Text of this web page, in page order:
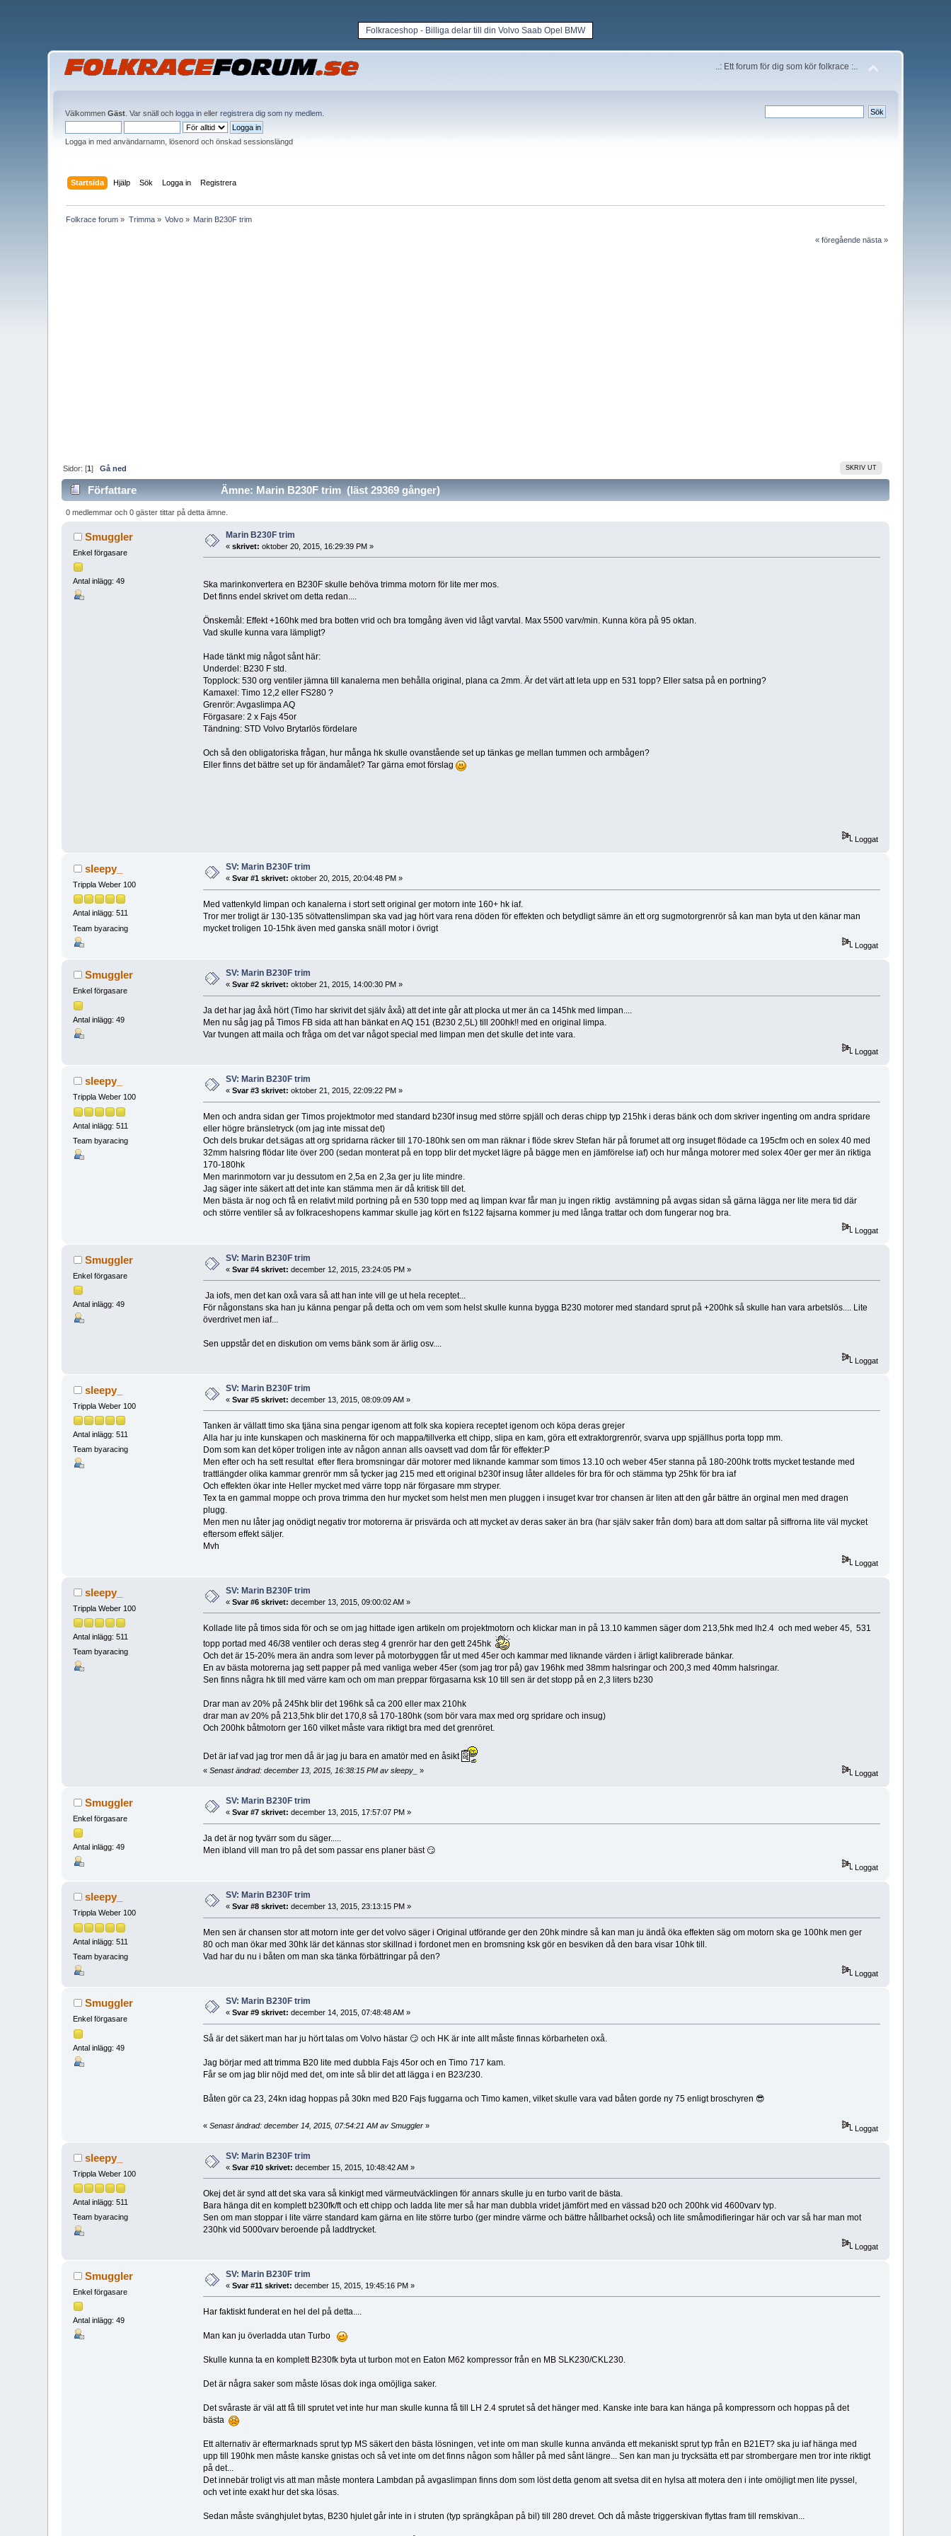
Folkraceshop - Billiga delar till din Volvo Saab Opel BMW
..: Ett forum för dig som kör folkrace :..
VälkommenGäst . Var snäll ochlogga in ellerregistrera dig som ny medlem
Logga in med användarnamn, lösenord och önskad sessionslängd
Startsida Hjälp Sök Logga in Registrera
Folkrace forum » Trimma» Volvo » Marin B230F trim
« föregående nästa »
SKRIV UT
Sidor: [1]Gå ned
Författare Ämne: Marin B230F trim (läst 29369 gånger)
0 medlemmar och 0 gäster tittar på detta ämne.
Smuggler
Enkel förgasare
Antal inlägg: 49
Marin B230F trim
«skrivet: oktober 20, 2015, 16:29:39 PM »
Ska marinkonvertera en B230F skulle behöva trimma motorn för lite mer mos.
Det finns endel skrivet om detta redan....
Önskemål: Effekt +160hk med bra botten vrid och bra tomgång även vid lågt varvtal. Max 5500 varv/min. Kunna köra på 95 oktan.
Vad skulle kunna vara lämpligt?
Hade tänkt mig något sånt här:
Underdel: B230 F std.
Topplock: 530 org ventiler jämna till kanalerna men behålla original, plana ca 2mm. Är det värt att leta upp en 531 topp? Eller satsa på en portning?
Kamaxel: Timo 12,2 eller FS280 ?
Grenrör: Avgaslimpa AQ
Förgasare: 2 x Fajs 45or
Tändning: STD Volvo Brytarlös fördelare
Och så den obligatoriska frågan, hur många hk skulle ovanstående set up tänkas ge mellan tummen och armbågen?
Eller finns det bättre set up för ändamålet? Tar gärna emot förslag
Loggat
sleepy_
Trippla Weber 100
Antal inlägg: 511
Team byaracing
SV: Marin B230F trim
«Svar #1 skrivet: oktober 20, 2015, 20:04:48 PM »
Med vattenkyld limpan och kanalerna i stort sett original ger motorn inte 160+ hk iaf.
Tror mer troligt är 130-135 sötvattenslimpan ska vad jag hört vara rena döden för effekten och betydligt sämre än ett org sugmotorgrenrör så kan man byta ut den känar man
mycket troligen 10-15hk även med ganska snäll motor i övrigt
Loggat
Smuggler
Enkel förgasare
Antal inlägg: 49
SV: Marin B230F trim
«Svar #2 skrivet: oktober 21, 2015, 14:00:30 PM »
Ja det har jag åxå hört (Timo har skrivit det själv åxå) att det inte går att plocka ut mer än ca 145hk med limpan....
Men nu såg jag på Timos FB sida att han bänkat en AQ 151 (B230 2,5L) till 200hk!! med en original limpa.
Var tvungen att maila och fråga om det var något special med limpan men det skulle det inte vara.
Loggat
sleepy_
Trippla Weber 100
Antal inlägg: 511
Team byaracing
SV: Marin B230F trim
«Svar #3 skrivet: oktober 21, 2015, 22:09:22 PM »
Men och andra sidan ger Timos projektmotor med standard b230f insug med större spjäll och deras chipp typ 215hk i deras bänk och dom skriver ingenting om andra spridare
eller högre bränsletryck (om jag inte missat det)
Och dels brukar det.sägas att org spridarna räcker till 170-180hk sen om man räknar i flöde skrev Stefan här på forumet att org insuget flödade ca 195cfm och en solex 40 med
32mm halsring flödar lite över 200 (sedan monterat på en topp blir det mycket lägre på bägge men en jämförelse iaf) och hur många motorer med solex 40er ger mer än riktiga
170-180hk
Men marinmotorn var ju dessutom en 2,5a en 2,3a ger ju lite mindre.
Jag säger inte säkert att det inte kan stämma men är då kritisk till det.
Men bästa är nog och få en relativt mild portning på en 530 topp med aq limpan kvar får man ju ingen riktig avstämning på avgas sidan så gärna lägga ner lite mera tid där
och större ventiler så av folkraceshopens kammar skulle jag kört en fs122 fajsarna kommer ju med långa trattar och dom fungerar nog bra.
Loggat
Smuggler
Enkel förgasare
Antal inlägg: 49
SV: Marin B230F trim
«Svar #4 skrivet: december 12, 2015, 23:24:05 PM »
Ja iofs, men det kan oxå vara så att han inte vill ge ut hela receptet...
För någonstans ska han ju känna pengar på detta och om vem som helst skulle kunna bygga B230 motorer med standard sprut på +200hk så skulle han vara arbetslös.... Lite
överdrivet men iaf...
Sen uppstår det en diskution om vems bänk som är ärlig osv....
Loggat
sleepy_
Trippla Weber 100
Antal inlägg: 511
Team byaracing
SV: Marin B230F trim
«Svar #5 skrivet: december 13, 2015, 08:09:09 AM »
Tanken är vällatt timo ska tjäna sina pengar igenom att folk ska kopiera receptet igenom och köpa deras grejer
Alla har ju inte kunskapen och maskinerna för och mappa/tillverka ett chipp, slipa en kam, göra ett extraktorgrenrör, svarva upp spjällhus porta topp mm.
Dom som kan det köper troligen inte av någon annan alls oavsett vad dom får för effekter:P
Men efter och ha sett resultat efter flera bromsningar där motorer med liknande kammar som timos 13.10 och weber 45er stanna på 180-200hk trotts mycket testande med
trattlängder olika kammar grenrör mm så tycker jag 215 med ett original b230f insug låter alldeles för bra för och stämma typ 25hk för bra iaf
Och effekten ökar inte Heller mycket med värre topp när förgasare mm stryper.
Tex ta en gammal moppe och prova trimma den hur mycket som helst men men pluggen i insuget kvar tror chansen är liten att den går bättre än orginal men med dragen
plugg.
Men men nu låter jag onödigt negativ tror motorerna är prisvärda och att mycket av deras saker än bra (har själv saker från dom) bara att dom saltar på siffrorna lite väl mycket
eftersom effekt säljer.
Mvh
Loggat
sleepy_
Trippla Weber 100
Antal inlägg: 511
Team byaracing
SV: Marin B230F trim
«Svar #6 skrivet: december 13, 2015, 09:00:02 AM »
Kollade lite på timos sida för och se om jag hittade igen artikeln om projektmotorn och klickar man in på 13.10 kammen säger dom 213,5hk med lh2.4 och med weber 45, 531
topp portad med 46/38 ventiler och deras steg 4 grenrör har den gett 245hk
Och det är 15-20% mera än andra som lever på motorbyggen får ut med 45er och kammar med liknande värden i ärligt kalibrerade bänkar.
En av bästa motorerna jag sett papper på med vanliga weber 45er (som jag tror på) gav 196hk med 38mm halsringar och 200,3 med 40mm halsringar.
Sen finns några hk till med värre kam och om man preppar förgasarna ksk 10 till sen är det stopp på en 2,3 liters b230
Drar man av 20% på 245hk blir det 196hk så ca 200 eller max 210hk
drar man av 20% på 213,5hk blir det 170,8 så 170-180hk (som bör vara max med org spridare och insug)
Och 200hk båtmotorn ger 160 vilket måste vara riktigt bra med det grenröret.
Det är iaf vad jag tror men då är jag ju bara en amatör med en åsikt
« Senast ändrad: december 13, 2015, 16:38:15 PM av sleepy_ » Loggat
Smuggler
Enkel förgasare
Antal inlägg: 49
SV: Marin B230F trim
«Svar #7 skrivet: december 13, 2015, 17:57:07 PM »
Ja det är nog tyvärr som du säger.....
Men ibland vill man tro på det som passar ens planer bäst 😏
Loggat
sleepy_
Trippla Weber 100
Antal inlägg: 511
Team byaracing
SV: Marin B230F trim
«Svar #8 skrivet: december 13, 2015, 23:13:15 PM »
Men sen är chansen stor att motorn inte ger det volvo säger i Original utförande ger den 20hk mindre så kan man ju ändå öka effekten säg om motorn ska ge 100hk men ger
80 och man ökar med 30hk lär det kännas stor skillnad i fordonet men en bromsning ksk gör en besviken då den bara visar 10hk till.
Vad har du nu i båten om man ska tänka förbättringar på den?
Loggat
Smuggler
Enkel förgasare
Antal inlägg: 49
SV: Marin B230F trim
«Svar #9 skrivet: december 14, 2015, 07:48:48 AM »
Så är det säkert man har ju hört talas om Volvo hästar 😏 och HK är inte allt måste finnas körbarheten oxå.
Jag börjar med att trimma B20 lite med dubbla Fajs 45or och en Timo 717 kam.
Får se om jag blir nöjd med det, om inte så blir det att lägga i en B23/230.
Båten gör ca 23, 24kn idag hoppas på 30kn med B20 Fajs fuggarna och Timo kamen, vilket skulle vara vad båten gorde ny 75 enligt broschyren 😎
« Senast ändrad: december 14, 2015, 07:54:21 AM av Smuggler» Loggat
sleepy_
Trippla Weber 100
Antal inlägg: 511
Team byaracing
SV: Marin B230F trim
«Svar #10 skrivet: december 15, 2015, 10:48:42 AM »
Okej det är synd att det ska vara så kinkigt med värmeutväcklingen för annars skulle ju en turbo varit de bästa.
Bara hänga dit en komplett b230fk/ft och ett chipp och ladda lite mer så har man dubbla vridet jämfört med en vässad b20 och 200hk vid 4600varv typ.
Sen om man stoppar i lite värre standard kam gärna en lite större turbo (ger mindre värme och bättre hållbarhet också) och lite småmodifieringar här och var så har man mot
230hk vid 5000varv beroende på laddtrycket.
Loggat
Smuggler
Enkel förgasare
Antal inlägg: 49
SV: Marin B230F trim
«Svar #11 skrivet: december 15, 2015, 19:45:16 PM »
Har faktiskt funderat en hel del på detta....
Man kan ju överladda utan Turbo
Skulle kunna ta en komplett B230fk byta ut turbon mot en Eaton M62 kompressor från en MB SLK230/CKL230.
Det är några saker som måste lösas dok inga omöjliga saker.
Det svåraste är väl att få till sprutet vet inte hur man skulle kunna få till LH 2.4 sprutet så det hänger med. Kanske inte bara kan hänga på kompressorn och hoppas på det
bästa
Ett alternativ är eftermarknads sprut typ MS säkert den bästa lösningen, vet inte om man skulle kunna använda ett mekaniskt sprut typ från en B21ET? ska ju iaf hänga med
upp till 190hk men måste kanske gnistas och så vet inte om det finns någon som håller på med sånt längre... Sen kan man ju trycksätta ett par strombergare men tror inte riktigt
på det...
Det innebär troligt vis att man måste montera Lambdan på avgaslimpan finns dom som löst detta genom att svetsa dit en hylsa att motera den i inte omöjligt men lite pyssel,
och vet inte exakt hur det ska lösas.
Sedan måste svänghjulet bytas, B230 hjulet går inte in i struten (typ sprängkåpan på bil) till 280 drevet. Och då måste triggerskivan flyttas fram till remskivan...